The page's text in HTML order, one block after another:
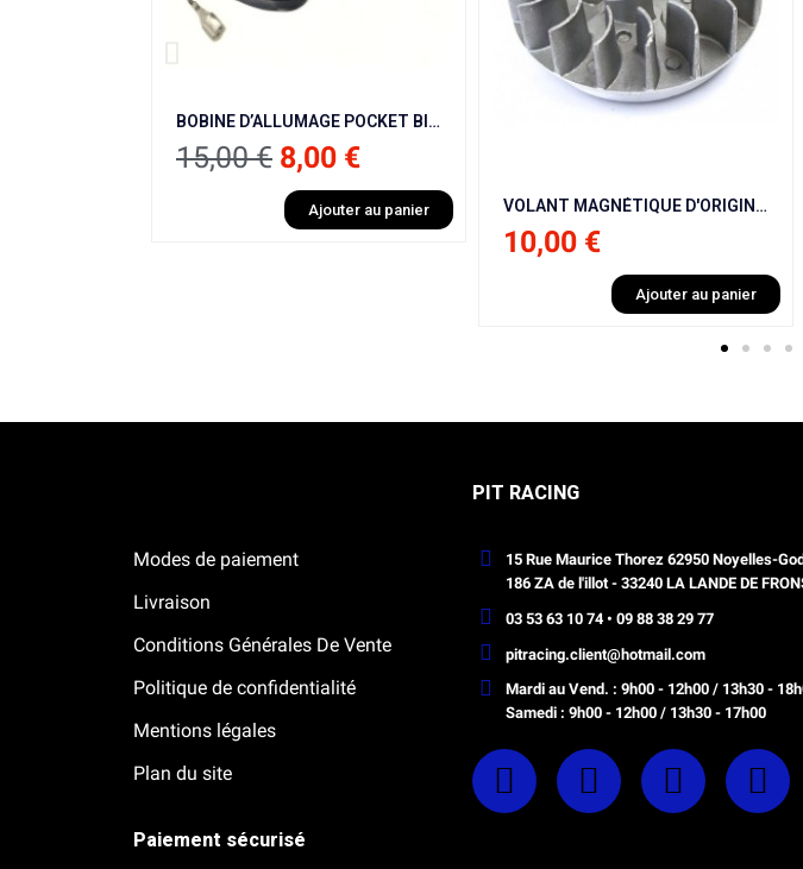
BOBINE D’ALLUMAGE POCKET BIKE / POCKET QUAD
8,00 €
VOLANT MAGNÉTIQUE D'ORIGINE POCKET BIKE / POCKET QUAD
Modes de paiement
Livraison
Conditions Générales De Vente
Politique de confidentialité
Mentions légales
Plan du site
Paiement sécurisé
PIT RACING
15 Rue Maurice Thorez 62950 Noyelles-
186 ZA de l'illot - 33240 LA LANDE DE
03 53 63 10 74 • 09 88 38 29 77
pitracing.client@hotmail.com
Mardi au Vend. : 9h00 - 12h00 / 13h30 -
Samedi : 9h00 - 12h00 / 13h30 - 17h00